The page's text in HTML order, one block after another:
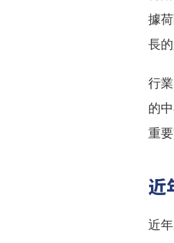
據
長的
行
的
重要
近
近